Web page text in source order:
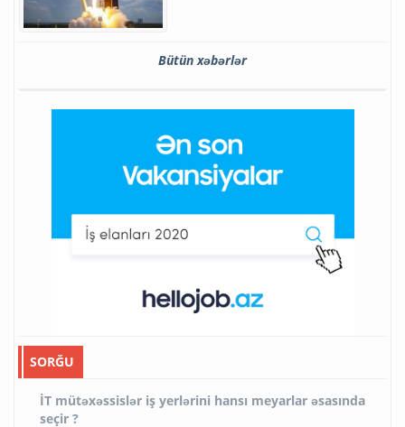
Bütün xəbərlər
SORĞU
İT mütəxəssislər iş yerlərini hansı meyarlar əsasında
seçir ?